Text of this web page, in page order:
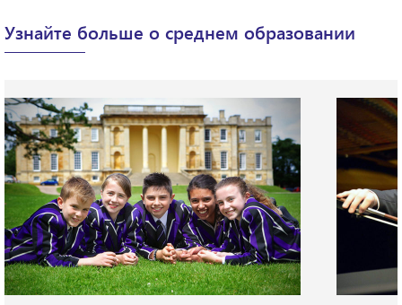
Вы хотите узнать, какие
есть для вас?
Пожалуйста, опишите ваш вопрос или ситуацию
и дайте как можно больше информации, чтобы
мы смогли дать более подробный ответ.
Узнайте больше о среднем образовании